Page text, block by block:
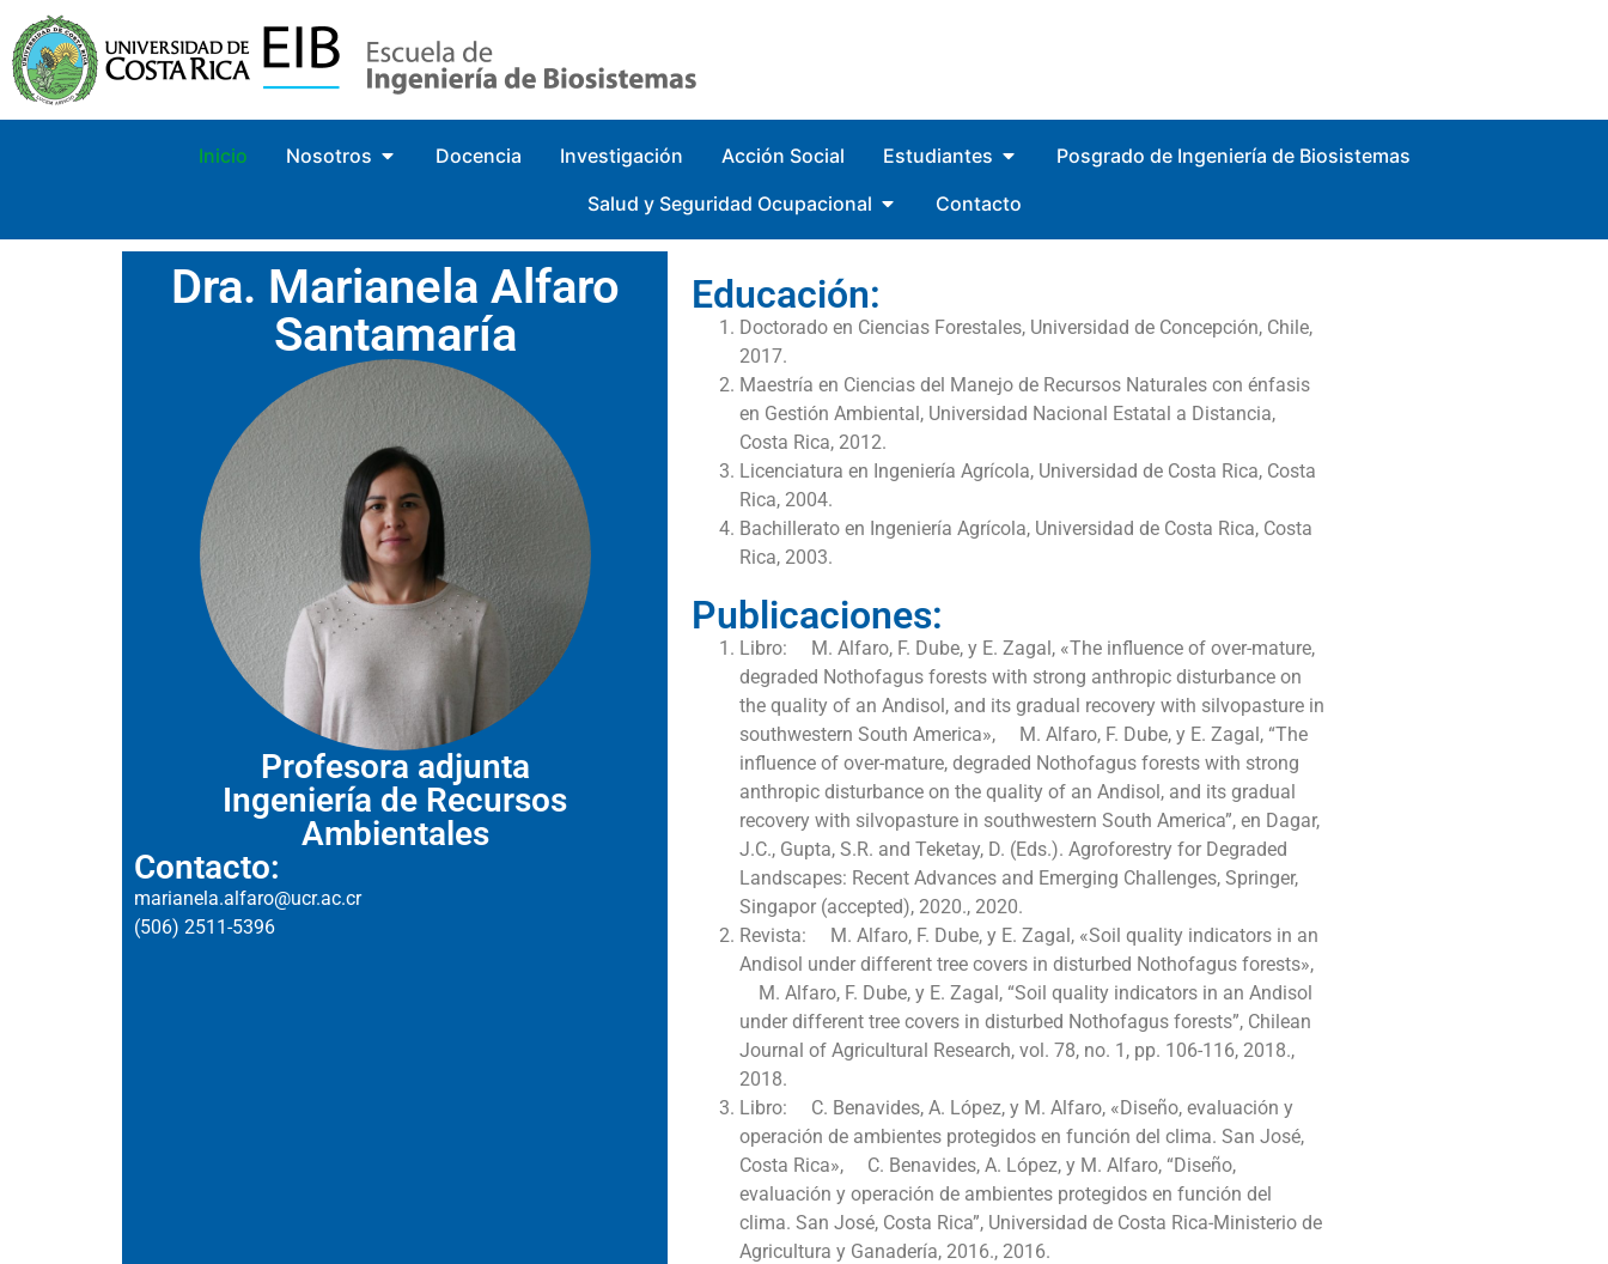
Inicio Nosotros Docencia Investigación Acción Social Estudiantes
Posgrado de Ingeniería de Biosistemas
Salud y Seguridad Ocupacional
Contacto
Dra. Marianela Alfaro
Santamaría
Profesora adjunta
Ingeniería de Recursos
Ambientales
Contacto:
marianela.alfaro@ucr.ac.cr
(506) 2511-5396
Educación:
Doctorado en Ciencias Forestales, Universidad de Concepción, Chile,
2017.
Maestría en Ciencias del Manejo de Recursos Naturales con énfasis
en Gestión Ambiental, Universidad Nacional Estatal a Distancia,
Costa Rica, 2012.
Licenciatura en Ingeniería Agrícola, Universidad de Costa Rica, Costa
Rica, 2004.
Bachillerato en Ingeniería Agrícola, Universidad de Costa Rica, Costa
Rica, 2003.
Publicaciones:
Libro: M. Alfaro, F. Dube, y E. Zagal, «The influence of over-mature,
degraded Nothofagus forests with strong anthropic disturbance on
the quality of an Andisol, and its gradual recovery with silvopasture in
southwestern South America», M. Alfaro, F. Dube, y E. Zagal, “The
influence of over-mature, degraded Nothofagus forests with strong
anthropic disturbance on the quality of an Andisol, and its gradual
recovery with silvopasture in southwestern South America”, en Dagar,
J.C., Gupta, S.R. and Teketay, D. (Eds.). Agroforestry for Degraded
Landscapes: Recent Advances and Emerging Challenges, Springer,
Singapor (accepted), 2020., 2020.
Revista: M. Alfaro, F. Dube, y E. Zagal, «Soil quality indicators in an
Andisol under different tree covers in disturbed Nothofagus forests»,
M. Alfaro, F. Dube, y E. Zagal, “Soil quality indicators in an Andisol
under different tree covers in disturbed Nothofagus forests”, Chilean
Journal of Agricultural Research, vol. 78, no. 1, pp. 106-116, 2018.,
2018.
Libro: C. Benavides, A. López, y M. Alfaro, «Diseño, evaluación y
operación de ambientes protegidos en función del clima. San José,
Costa Rica», C. Benavides, A. López, y M. Alfaro, “Diseño,
evaluación y operación de ambientes protegidos en función del
clima. San José, Costa Rica”, Universidad de Costa Rica-Ministerio de
Agricultura y Ganadería, 2016., 2016.